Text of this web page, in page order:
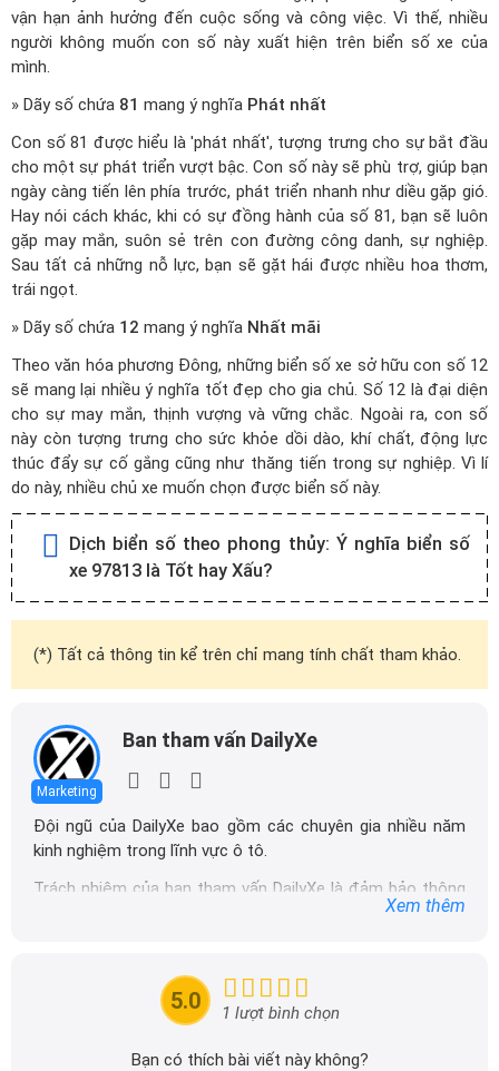
vận hạn ảnh hưởng đến cuộc sống và công việc. Vì thế, nhiều
người không muốn con số này xuất hiện trên biển số xe của
mình.
» Dãy số chứa 81 mang ý nghĩa Phát nhất
Con số 81 được hiểu là 'phát nhất', tượng trưng cho sự bắt đầu
cho một sự phát triển vượt bậc. Con số này sẽ phù trợ, giúp bạn
ngày càng tiến lên phía trước, phát triển nhanh như diều gặp gió.
Hay nói cách khác, khi có sự đồng hành của số 81, bạn sẽ luôn
gặp may mắn, suôn sẻ trên con đường công danh, sự nghiệp.
Sau tất cả những nỗ lực, bạn sẽ gặt hái được nhiều hoa thơm,
trái ngọt.
» Dãy số chứa 12 mang ý nghĩa Nhất mãi
Theo văn hóa phương Đông, những biển số xe sở hữu con số 12
sẽ mang lại nhiều ý nghĩa tốt đẹp cho gia chủ. Số 12 là đại diện
cho sự may mắn, thịnh vượng và vững chắc. Ngoài ra, con số
này còn tượng trưng cho sức khỏe dồi dào, khí chất, động lực
thúc đẩy sự cố gắng cũng như thăng tiến trong sự nghiệp. Vì lí
do này, nhiều chủ xe muốn chọn được biển số này.
Dịch biển số theo phong thủy: Ý nghĩa biển số
xe 97813 là Tốt hay Xấu?
(*) Tất cả thông tin kể trên chỉ mang tính chất tham khảo.
Marketing
Ban tham vấn DailyXe
Đội ngũ của DailyXe bao gồm các chuyên gia nhiều năm
kinh nghiệm trong lĩnh vực ô tô.
Trách nhiệm của ban tham vấn DailyXe là đảm bảo thông
tin chính xác được đăng tải trên dailyxe.com.vn, thường
tin nhanh chóng và dễ dàng hơn.
Xem thêm
5.0 1 lượt bình chọn
Bạn có thích bài viết này không?